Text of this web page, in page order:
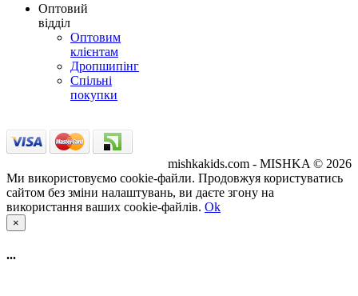
Оптовий
відділ
Оптовим
клієнтам
Дропшипінг
Спільні
покупки
mishkakids.com - MISHKA © 2026
Ми використовуємо cookie-файли. Продовжуя користуватись
сайтом без зміни налаштувань, ви даєте згону на
використання ваших cookie-файлів. Ok
×
...